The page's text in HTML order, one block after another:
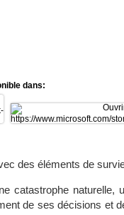
dans:
des éléments de
catastrophe
de ses décisions